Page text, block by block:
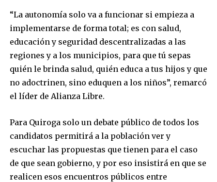
“La autonomía solo va a funcionar si empieza a
implementarse de forma total; es con salud,
educación y seguridad descentralizadas a las
regiones y a los municipios, para que tú sepas
quién le brinda salud, quién educa a tus hijos y que
no adoctrinen, sino eduquen a los niños”, remarcó
el líder de Alianza Libre.
Para Quiroga solo un debate público de todos los
candidatos permitirá a la población ver y
escuchar las propuestas que tienen para el caso
de que sean gobierno, y por eso insistirá en que se
realicen esos encuentros públicos entre